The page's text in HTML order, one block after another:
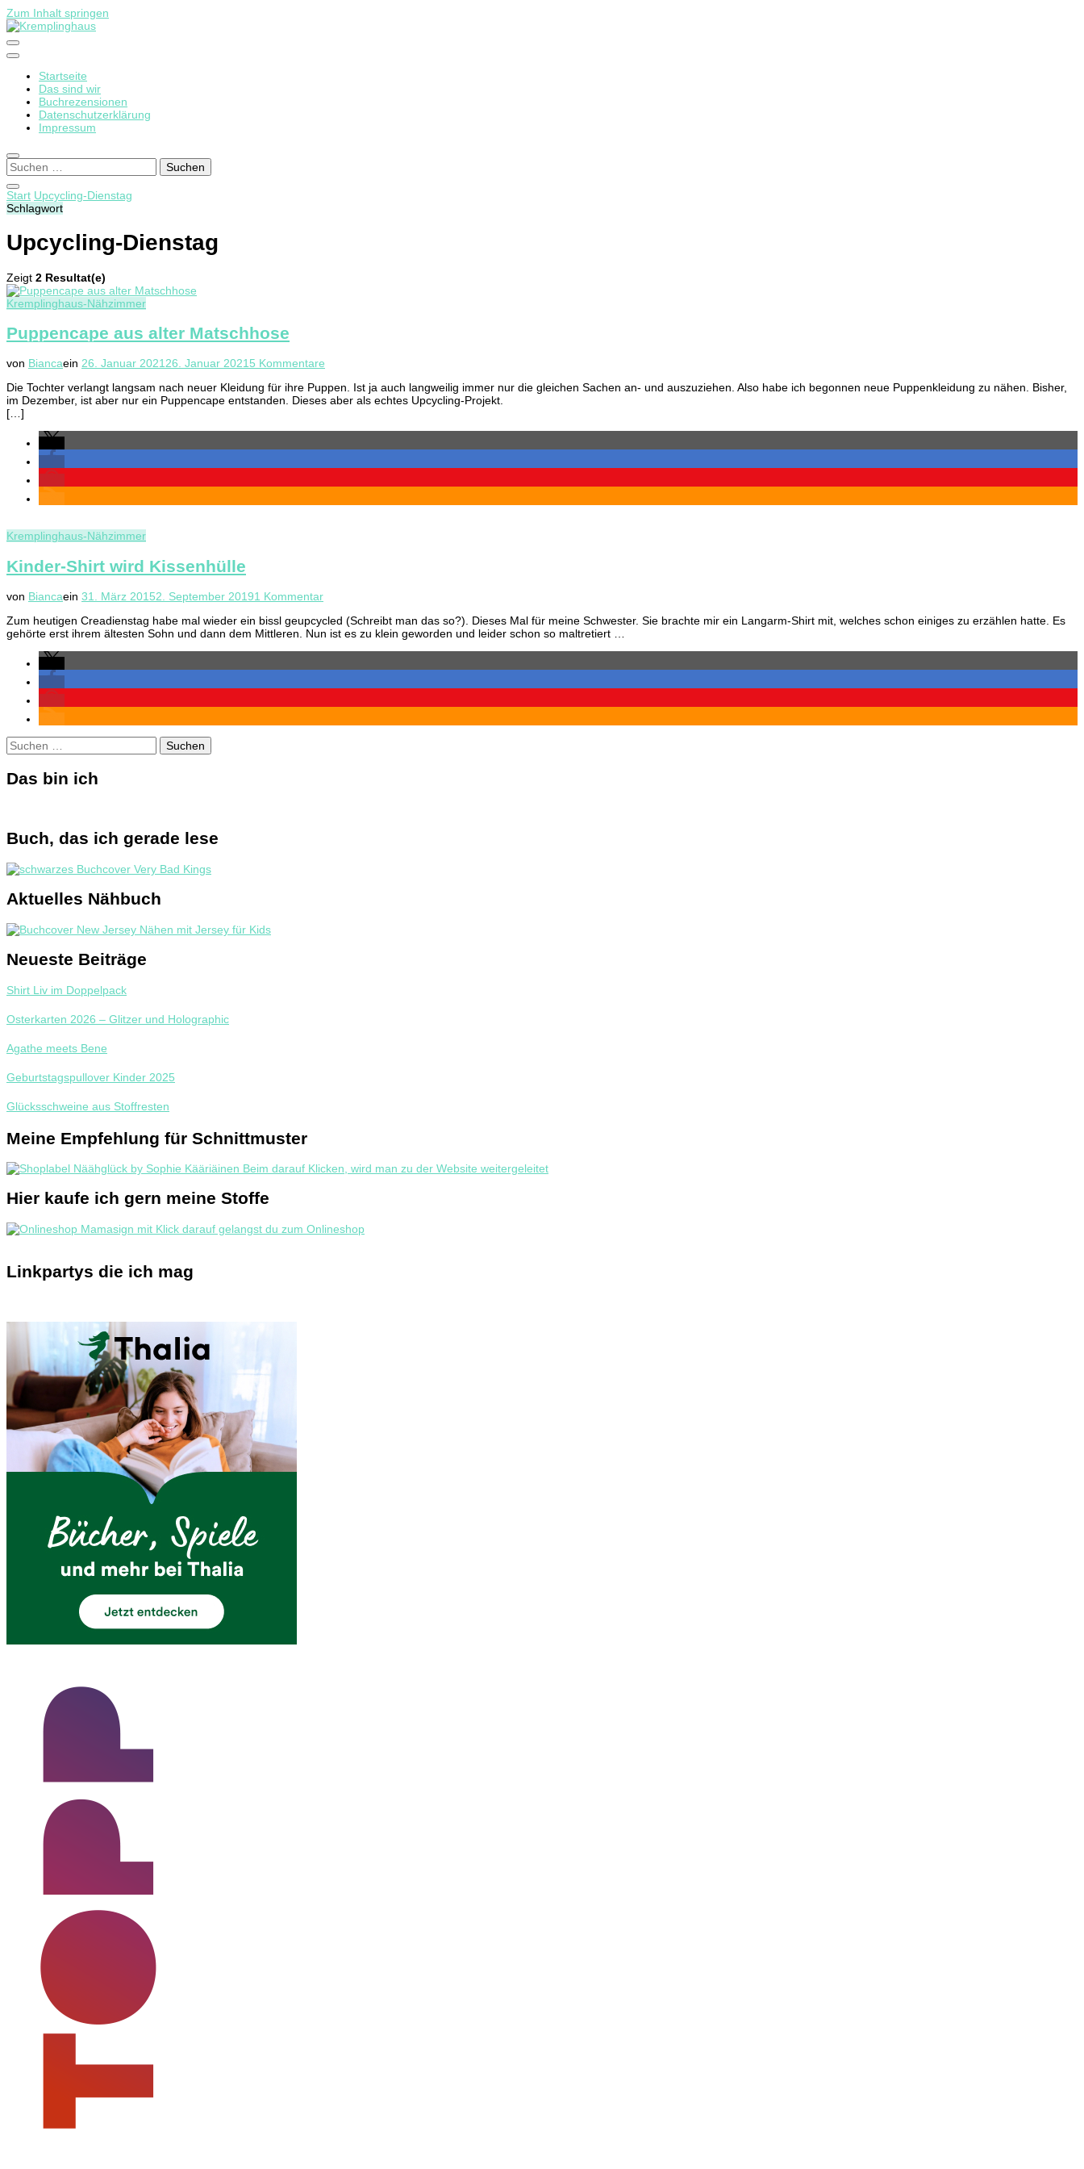
Zum Inhalt springen
Kremplinghaus
Startseite
Das sind wir
Buchrezensionen
Datenschutzerklärung
Impressum
Suchen
nach:
Start Upcycling-Dienstag
Schlagwort
Upcycling-Dienstag
Zeigt 2 Resultat(e)
Kremplinghaus-Nähzimmer
Puppencape aus alter Matschhose
von Biancaein 26. Januar 202126. Januar 20215 Kommentare
aus
alter
Die Tochter verlangt langsam nach neuer Kleidung für ihre Puppen. Ist ja auch langweilig immer nur die gleichen Sachen an- und auszuziehen. Also habe ich begonnen neue Puppenkleidung zu nähen. Bisher,
im Dezember, ist aber nur ein Puppencape entstanden. Dieses aber als echtes Upcycling-Projekt.
[…]
Kremplinghaus-Nähzimmer
Kinder-Shirt wird Kissenhülle
von Biancaein 31. März 20152. September 20191 Kommentarzu
Shirt
wird
Zum heutigen Creadienstag habe mal wieder ein bissl geupcycled (Schreibt man das so?). Dieses Mal für meine Schwester. Sie brachte mir ein Langarm-Shirt mit, welches schon einiges zu erzählen hatte. Es
gehörte erst ihrem ältesten Sohn und dann dem Mittleren. Nun ist es zu klein geworden und leider schon so maltretiert …
Suchen
nach:
Das bin ich
Buch, das ich gerade lese
Aktuelles Nähbuch
Neueste Beiträge
Shirt Liv im Doppelpack
Osterkarten 2026 – Glitzer und Holographic
Agathe meets Bene
Geburtstagspullover Kinder 2025
Glücksschweine aus Stoffresten
Meine Empfehlung für Schnittmuster
Hier kaufe ich gern meine Stoffe
Linkpartys die ich mag